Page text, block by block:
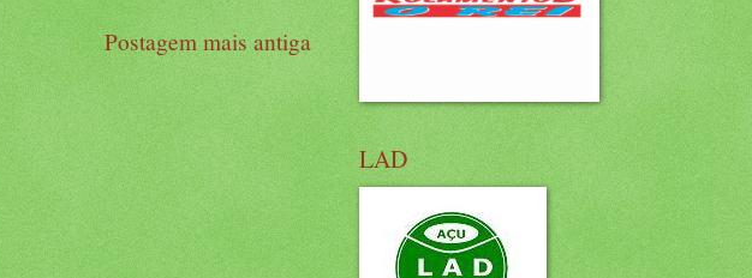
Postagem mais antiga
LAD